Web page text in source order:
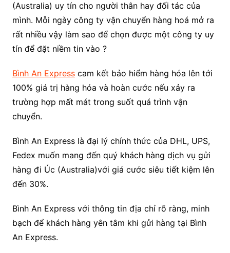
(Australia) uy tín cho người thân hay đối tác của
mình. Mỗi ngày công ty vận chuyển hàng hoá mở ra
rất nhiều vậy làm sao để chọn được một công ty uy
tín để đặt niềm tin vào ?
Bình An Expresscam kết bảo hiểm hàng hóa lên tới
100% giá trị hàng hóa và hoàn cước nếu xảy ra
trường hợp mất mát trong suốt quá trình vận
chuyển.
Bình An Express là đại lý chính thức của DHL, UPS,
Fedex muốn mang đến quý khách hàng dịch vụ gửi
hàng đi Úc (Australia)với giá cước siêu tiết kiệm lên
đến 30%.
Bình An Express với thông tin địa chỉ rõ ràng, minh
bạch để khách hàng yên tâm khi gửi hàng tại Bình
An Express.